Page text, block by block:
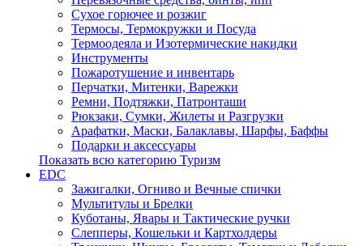
Сухое горючее и розжиг
Термосы, Термокружки и Посуда
Термоодеяла и Изотермические накидки
Инструменты
Пожаротушение и инвентарь
Перчатки, Митенки, Варежки
Ремни, Подтяжки, Патронташи
Рюкзаки, Сумки, Жилеты и Разгрузки
Арафатки, Маски, Балаклавы, Шарфы, Баффы
Подарки и аксессуары
Показать всю категорию Туризм
EDC
Зажигалки, Огниво и Вечные спички
Мультитулы и Брелки
Куботаны, Явары и Тактические ручки
Слепперы, Кошельки и Картхолдеры